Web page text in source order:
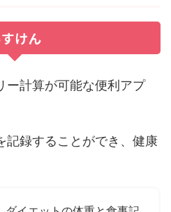
けん
ー計算が可能な便利アプ
記録することができ、健康